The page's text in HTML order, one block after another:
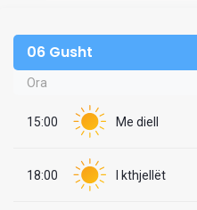
06 Gusht
Ora
15:00 Me diell
18:00 I kthjellët